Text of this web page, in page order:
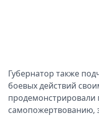
Губернатор также
боевых действий
продемонстрировали
самопожертвованию,